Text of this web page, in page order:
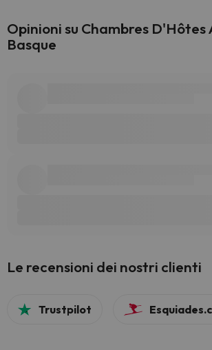
Opinioni su Chambres D'Hôtes
Basque
Le recensioni dei nostri clienti
Trustpilot